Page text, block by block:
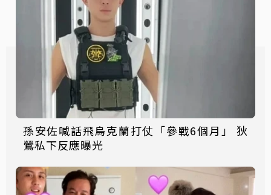
孫安佐喊話飛烏克蘭打仗「參戰6個月」 狄
鶯私下反應曝光